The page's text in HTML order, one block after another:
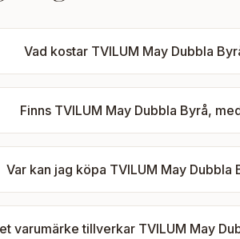
Vad kostar TVILUM May Dubbla
Finns TVILUM May Dubbla Byrå,
Var kan jag köpa TVILUM May
varumärke tillverkar TVILUM May